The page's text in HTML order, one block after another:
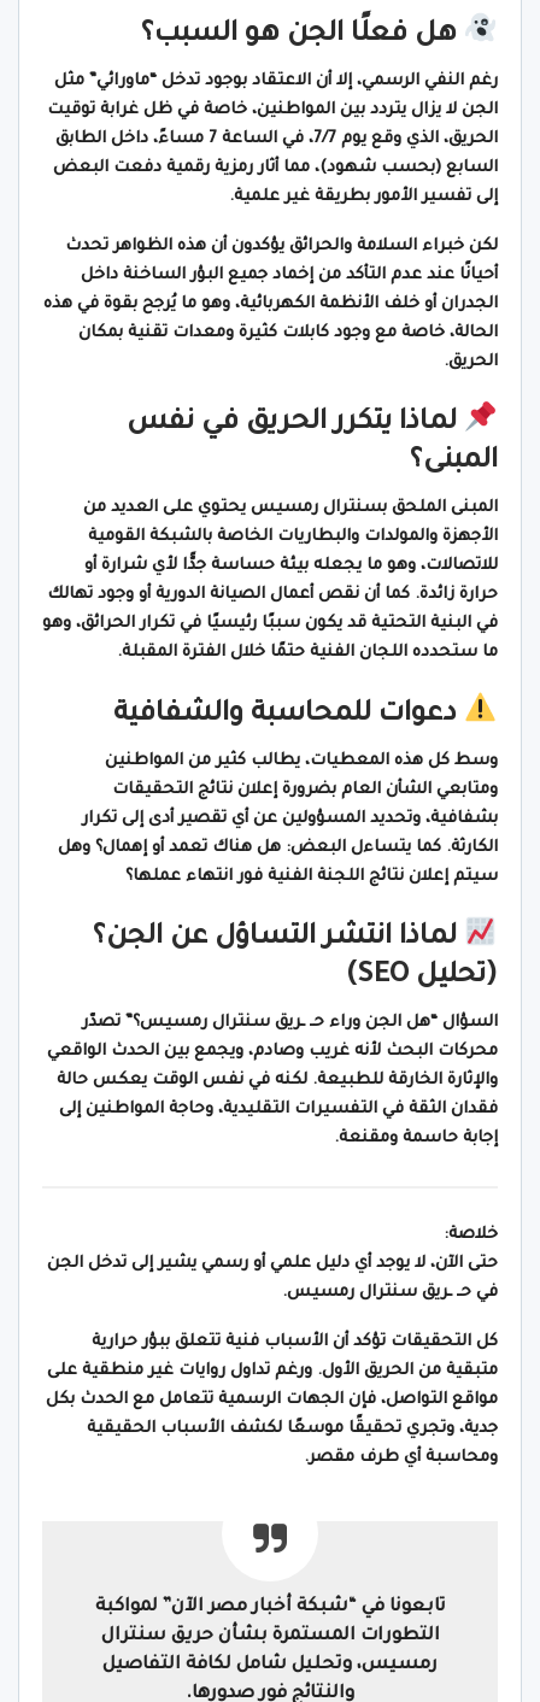
هل فعلًا الجن هو السبب؟
رغم النفي الرسمي، إلا أن الاعتقاد بوجود تدخل “ماورائي” مثل
الجن لا يزال يتردد بين المواطنين، خاصة في ظل غرابة توقيت
الحريق، الذي وقع يوم 7/7، في الساعة 7 مساءً، داخل الطابق
السابع (بحسب شهود)، مما أثار رمزية رقمية دفعت البعض
إلى تفسير الأمور بطريقة غير علمية.
لكن خبراء السلامة والحرائق يؤكدون أن هذه الظواهر تحدث
أحيانًا عند عدم التأكد من إخماد جميع البؤر الساخنة داخل
الجدران أو خلف الأنظمة الكهربائية، وهو ما يُرجح بقوة في هذه
الحالة، خاصة مع وجود كابلات كثيرة ومعدات تقنية بمكان
الحريق.
لماذا يتكرر الحريق في نفس
المبنى؟
المبنى الملحق بسنترال رمسيس يحتوي على العديد من
الأجهزة والمولدات والبطاريات الخاصة بالشبكة القومية
للاتصالات، وهو ما يجعله بيئة حساسة جدًّا لأي شرارة أو
حرارة زائدة. كما أن نقص أعمال الصيانة الدورية أو وجود تهالك
في البنية التحتية قد يكون سببًا رئيسيًا في تكرار الحرائق، وهو
ما ستحدده اللجان الفنية حتمًا خلال الفترة المقبلة.
دعوات للمحاسبة والشفافية
وسط كل هذه المعطيات، يطالب كثير من المواطنين
ومتابعي الشأن العام بضرورة إعلان نتائج التحقيقات
بشفافية، وتحديد المسؤولين عن أي تقصير أدى إلى تكرار
الكارثة. كما يتساءل البعض: هل هناك تعمد أو إهمال؟ وهل
سيتم إعلان نتائج اللجنة الفنية فور انتهاء عملها؟
لماذا انتشر التساؤل عن الجن؟
(تحليل SEO)
السؤال “هل الجن وراء حـ ـريق سنترال رمسيس؟” تصدّر
محركات البحث لأنه غريب وصادم، ويجمع بين الحدث الواقعي
والإثارة الخارقة للطبيعة. لكنه في نفس الوقت يعكس حالة
فقدان الثقة في التفسيرات التقليدية، وحاجة المواطنين إلى
إجابة حاسمة ومقنعة.
خلاصة:
حتى الآن، لا يوجد أي دليل علمي أو رسمي يشير إلى تدخل الجن
في حـ ـريق سنترال رمسيس.
كل التحقيقات تؤكد أن الأسباب فنية تتعلق ببؤر حرارية
متبقية من الحريق الأول. ورغم تداول روايات غير منطقية على
مواقع التواصل، فإن الجهات الرسمية تتعامل مع الحدث بكل
جدية، وتجري تحقيقًا موسعًا لكشف الأسباب الحقيقية
ومحاسبة أي طرف مقصر.
تابعونا في “شبكة أخبار مصر الآن” لمواكبة
التطورات المستمرة بشأن حريق سنترال
رمسيس، وتحليل شامل لكافة التفاصيل
والنتائج فور صدورها.